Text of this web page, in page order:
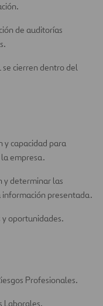
de auditorías
se cierren dentro del
y capacidad para
empresa.
y determinar las
información presentada.
oportunidades.
Profesionales.
Laborales.